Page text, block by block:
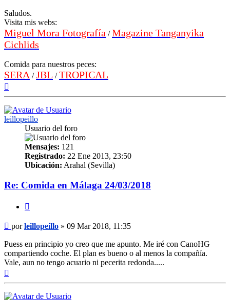
Saludos.
Visita mis webs:
Miguel Mora Fotografía /Magazine Tanganyika
Cichlids
Comida para nuestros peces:
SERA /JBL /TROPICAL
leillopeillo
Usuario del foro
Mensajes: 121
Registrado: 22 Ene 2013, 23:50
Ubicación: Arahal (Sevilla)
Re: Comida en Málaga 24/03/2018
Mensaje
porleillopeillo » 09 Mar 2018, 11:35
Puess en principio yo creo que me apunto. Me iré con CanoHG
compartiendo coche. El plan es bueno o al menos la compañía.
Vale, aun no tengo acuario ni pecerita redonda.....